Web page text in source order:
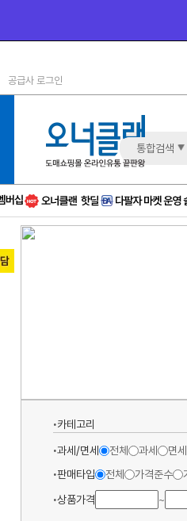
공급사 로그인
통합검색
카테고리
과세/면세
전체 과세
면세
판매타입
전체 가격준수
상품가격
~